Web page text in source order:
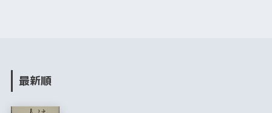
最新順